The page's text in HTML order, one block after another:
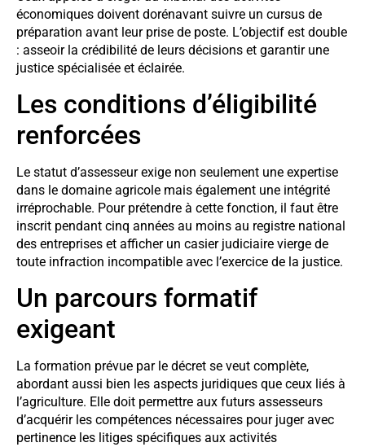
économiques doivent dorénavant suivre un cursus de
préparation avant leur prise de poste. L’objectif est double
: asseoir la crédibilité de leurs décisions et garantir une
justice spécialisée et éclairée.
Les conditions d’éligibilité
renforcées
Le statut d’assesseur exige non seulement une expertise
dans le domaine agricole mais également une intégrité
irréprochable. Pour prétendre à cette fonction, il faut être
inscrit pendant cinq années au moins au registre national
des entreprises et afficher un casier judiciaire vierge de
toute infraction incompatible avec l’exercice de la justice.
Un parcours formatif
exigeant
La formation prévue par le décret se veut complète,
abordant aussi bien les aspects juridiques que ceux liés à
l’agriculture. Elle doit permettre aux futurs assesseurs
d’acquérir les compétences nécessaires pour juger avec
pertinence les litiges spécifiques aux activités